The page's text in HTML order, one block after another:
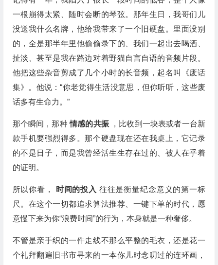
一根崩得太紧、随时会断的琴弦。那年生日，我哥们儿
没送我什么名牌，他给我带来了一个旧硬盘。里面没别
的，全是那半年里他偷偷录下的、我们一起出去喝酒、
扯淡、甚至是我在路边对着野猫自言自语的音频片段。
他把这些杂音剪成了几个小时的长音频，起名叫《废话
集》。他说：“你老觉得生活没意思，但你听听，这些废
话多有生命力。”
那个瞬间，那种情感的共振
，比收到一块表或者一台新
款手机要强烈得多。那个硬盘现在还在我桌上，它记录
的不是日子，而是我曾经活生生存在过的、被人在乎着
的证明。
所以你看， 时间的投入 往往是衡量纪念意义的第一标
尺。在这个一切都追求算法推荐、一键下单的时代，愿
意慢下来为你“浪费时间”的行为，本身就是一种奢侈。
不管是亲手织的一件走线不那么平整的毛衣，还是花一
个礼拜翻遍旧书市寻来的一本你儿时念叨过的连环画，